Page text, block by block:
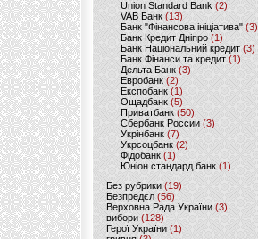
Union Standard Bank (2)
VAB Банк (13)
Банк "Фінансова ініціатива" (3)
Банк Кредит Дніпро (1)
Банк Національний кредит (3)
Банк Фінанси та кредит (1)
Дельта Банк (3)
Евробанк(2)
Експобанк (1)
Ощадбанк(5)
Приватбанк (50)
Сбербанк России (3)
Укрінбанк(7)
Укрсоцбанк (2)
Фідобанк (1)
Юніон стандард банк(1)
Без рубрики (19)
Безпредєл(56)
Верховна Рада України (3)
вибори(128)
Герої України(1)